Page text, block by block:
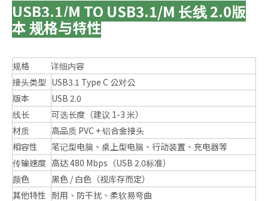
USB3.1/M TO USB3.1/M 长线 2.0版
本 规格与特性
规格
详细内容
接头类型 USB3.1 Type C 公对公
版本
USB 2.0
线长
可选长度（建议 1-3 米）
材质
高品质 PVC + 铝合金接头
相容性
笔记型电脑、桌上型电脑、行动装置、充电器等
传输速度 高达 480 Mbps（USB 2.0标准）
颜色
黑色 / 白色（视库存而定）
其他特性 耐用、防干扰、柔软易弯曲